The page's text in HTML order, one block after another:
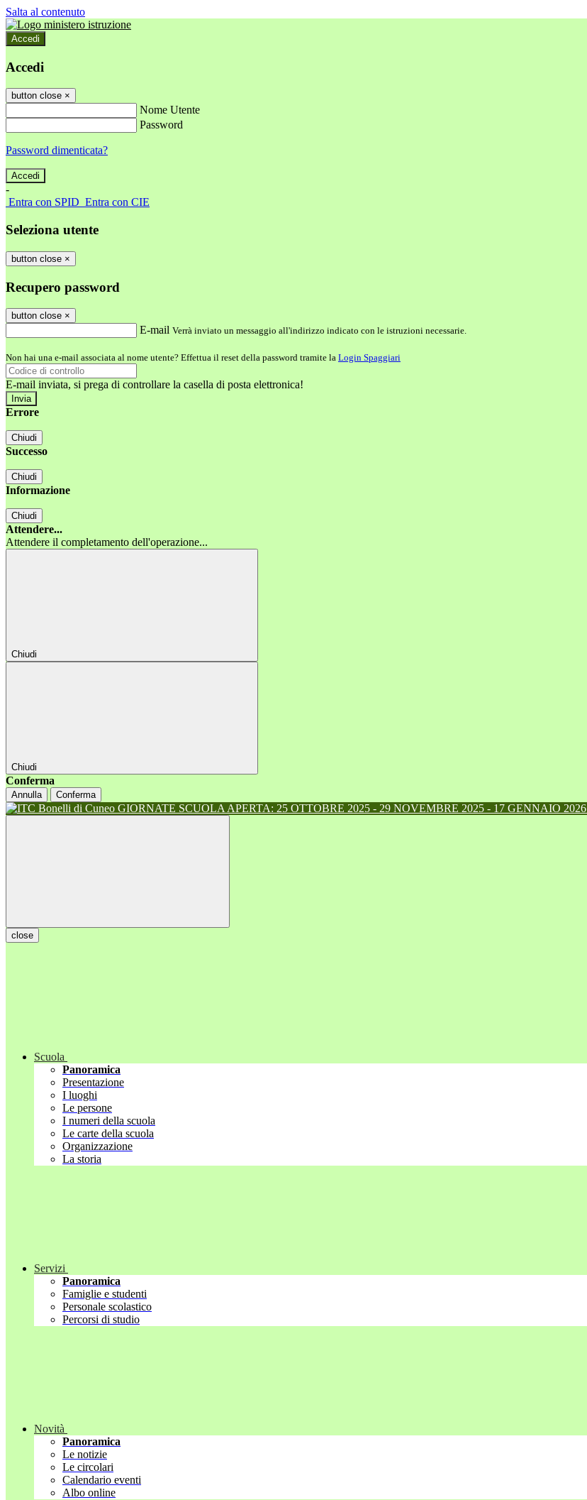
Salta al contenuto
Accedi
Accedi
button close ×
Nome Utente
Password
Password dimenticata?
-
Entra con SPID Entra con CIE
Seleziona utente
button close ×
Recupero password
button close ×
E-mail Verrà inviato un messaggio all'indirizzo indicato con le istruzioni necessarie.
Non hai una e-mail associata al nome utente? Effettua il reset della password tramite la Login Spaggiari
E-mail inviata, si prega di controllare la casella di posta elettronica!
Errore
Chiudi
Successo
Chiudi
Informazione
Chiudi
Attendere...
Attendere il completamento dell'operazione...
Chiudi
Chiudi
Conferma
Annulla Conferma
GIORNATE SCUOLA APERTA: 25 OTTOBRE 2025 - 29 NOVEMBRE 2025 - 17 GENNAIO 2026
close
Scuola
Panoramica
Presentazione
I luoghi
Le persone
I numeri della scuola
Le carte della scuola
Organizzazione
La storia
Servizi
Panoramica
Famiglie e studenti
Personale scolastico
Percorsi di studio
Novità
Panoramica
Le notizie
Le circolari
Calendario eventi
Albo online